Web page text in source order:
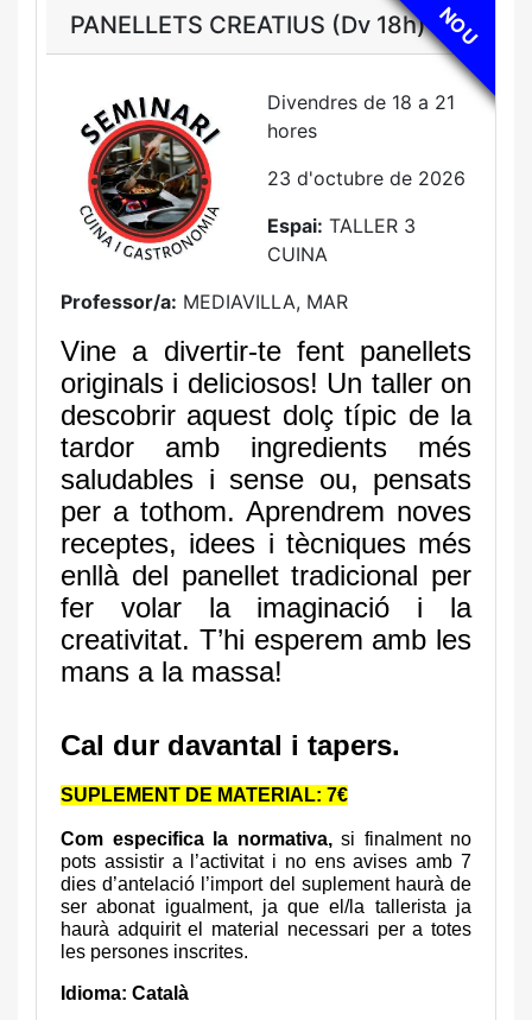
NOU
PANELLETS CREATIUS (Dv 18h)
Divendres de 18 a 21
hores
23 d'octubre de 2026
Espai: TALLER 3
CUINA
Professor/a: MEDIAVILLA, MAR
Vine a divertir-te fent panellets
originals i deliciosos! Un taller on
descobrir aquest dolç típic de la
tardor amb ingredients més
saludables i sense ou, pensats
per a tothom. Aprendrem noves
receptes, idees i tècniques més
enllà del panellet tradicional per
fer volar la imaginació i la
creativitat. T’hi esperem amb les
mans a la massa!
Cal dur davantal i tapers.
SUPLEMENT DE MATERIAL: 7€
Com especifica la normativa,si finalment no
pots assistir a l’activitat i no ens avises amb 7
dies d’antelació l’import del suplement haurà de
ser abonat igualment, ja que el/la tallerista ja
haurà adquirit el material necessari per a totes
les persones inscrites.
Idioma: Català